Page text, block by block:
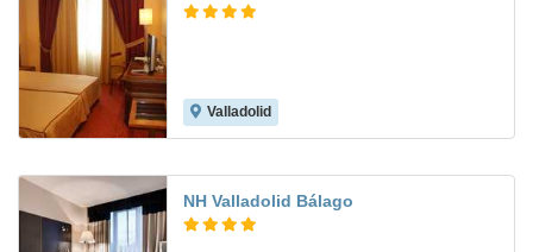
Valladolid
NH Valladolid Bálago